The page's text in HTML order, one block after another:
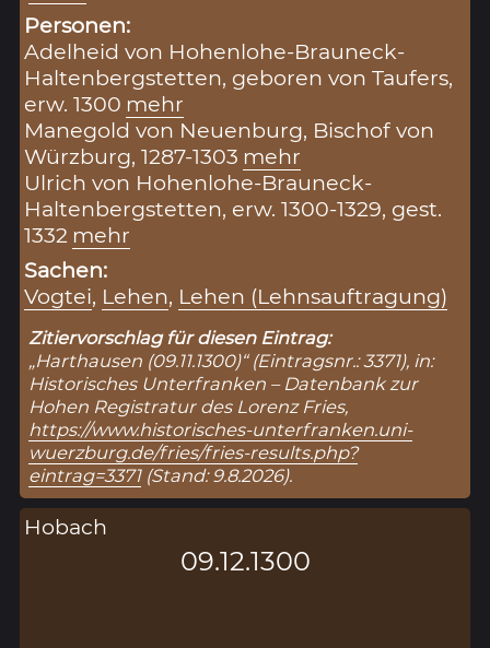
Personen:
Adelheid von Hohenlohe-Brauneck-
Haltenbergstetten, geboren von Taufers,
erw. 1300 mehr
Manegold von Neuenburg, Bischof von
Würzburg, 1287-1303 mehr
Ulrich von Hohenlohe-Brauneck-
Haltenbergstetten, erw. 1300-1329, gest.
1332 mehr
Sachen:
Vogtei, Lehen, Lehen (Lehnsauftragung)
Zitiervorschlag für diesen Eintrag:
„Harthausen (09.11.1300)“ (Eintragsnr.: 3371), in:
Historisches Unterfranken – Datenbank zur
Hohen Registratur des Lorenz Fries,
https://www.historisches-unterfranken.uni-
wuerzburg.de/fries/fries-results.php?
eintrag=3371(Stand: 9.8.2026).
Hobach
09.12.1300